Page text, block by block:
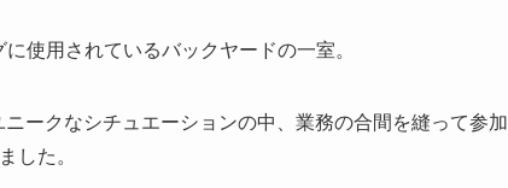
使用されているバックヤードの一室。
ークなシチュエーションの中、業務の合間を縫って参加
した。